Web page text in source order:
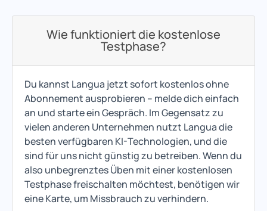
Wie funktioniert die kostenlose
Testphase?
Du kannst Langua jetzt sofort kostenlos ohne
Abonnement ausprobieren – melde dich einfach
an und starte ein Gespräch. Im Gegensatz zu
vielen anderen Unternehmen nutzt Langua die
besten verfügbaren KI-Technologien, und die
sind für uns nicht günstig zu betreiben. Wenn du
also unbegrenztes Üben mit einer kostenlosen
Testphase freischalten möchtest, benötigen wir
eine Karte, um Missbrauch zu verhindern.